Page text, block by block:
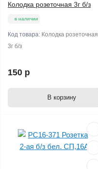
Колодка розеточная 3г б/з
в наличии
Код товара: Колодка розеточная
3г б/з
150 р
В корзину